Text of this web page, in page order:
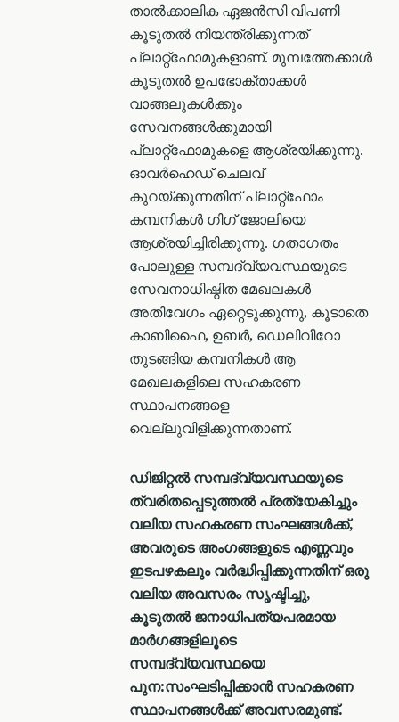
താൽക്കാലിക ഏജൻസി വിപണി
കൂടുതൽ നിയന്ത്രിക്കുന്നത്
പ്ലാറ്റ്ഫോമുകളാണ്. മുമ്പത്തേക്കാൾ
കൂടുതൽ ഉപഭോക്താക്കൾ
വാങ്ങലുകൾക്കും
സേവനങ്ങൾക്കുമായി
പ്ലാറ്റ്ഫോമുകളെ ആശ്രയിക്കുന്നു.
ഓവർഹെഡ് ചെലവ്
കുറയ്ക്കുന്നതിന് പ്ലാറ്റ്ഫോം
കമ്പനികൾ ഗിഗ് ജോലിയെ
ആശ്രയിച്ചിരിക്കുന്നു. ഗതാഗതം
പോലുള്ള സമ്പദ്‌വ്യവസ്ഥയുടെ
സേവനാധിഷ്ഠിത മേഖലകൾ
അതിവേഗം ഏറ്റെടുക്കുന്നു, കൂടാതെ
കാബിഫൈ, ഉബർ, ഡെലിവീറോ
തുടങ്ങിയ കമ്പനികൾ ആ
മേഖലകളിലെ സഹകരണ
സ്ഥാപനങ്ങളെ
വെല്ലുവിളിക്കുന്നതാണ്.
ഡിജിറ്റൽ സമ്പദ്‌വ്യവസ്ഥയുടെ
ത്വരിതപ്പെടുത്തല്‍ പ്രത്യേകിച്ചും
വലിയ സഹകരണ സംഘങ്ങൾക്ക്,
അവരുടെ അംഗങ്ങളുടെ എണ്ണവും
ഇടപഴകലും വർദ്ധിപ്പിക്കുന്നതിന് ഒരു
വലിയ അവസരം സൃഷ്ടിച്ചു,
കൂടുതൽ ജനാധിപത്യപരമായ
മാർഗങ്ങളിലൂടെ
സമ്പദ്‌വ്യവസ്ഥയെ
പുന:സംഘടിപ്പിക്കാൻ സഹകരണ
സ്ഥാപനങ്ങൾക്ക് അവസരമുണ്ട്.